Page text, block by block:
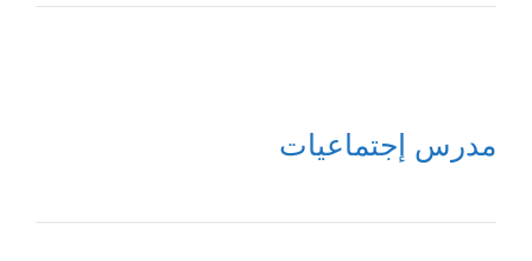
مدرس إجتماعيات